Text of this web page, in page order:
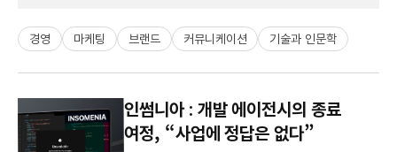
경영 마케팅 브랜드 커뮤니케이션 기술과 인문학
인썸니아 : 개발 에이전시의 종료
여정, “사업에 정답은 없다”